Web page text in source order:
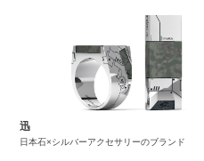
迅
日本石×シルバーアクセサリーのブランド